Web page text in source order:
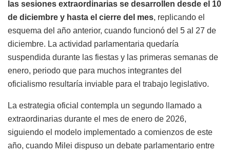
las sesiones extraordinarias se desarrollen desde el 10
de diciembre y hasta el cierre del mes, replicando el
esquema del año anterior, cuando funcionó del 5 al 27 de
diciembre. La actividad parlamentaria quedaría
suspendida durante las fiestas y las primeras semanas de
enero, periodo que para muchos integrantes del
oficialismo resultaría inviable para el trabajo legislativo.
La estrategia oficial contempla un segundo llamado a
extraordinarias durante el mes de enero de 2026,
siguiendo el modelo implementado a comienzos de este
año, cuando Milei dispuso un debate parlamentario entre